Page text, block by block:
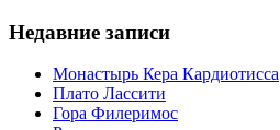
Недавние записи
Монастырь Кера Кардиотисса
Плато Лассити
Гора Филеримос